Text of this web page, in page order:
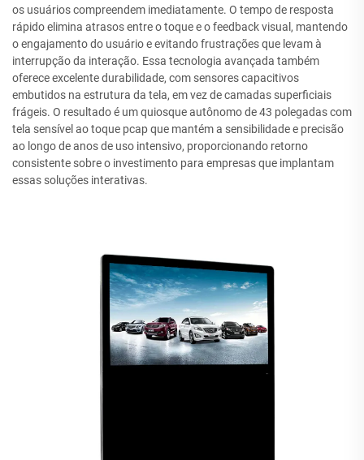
os usuários compreendem imediatamente. O tempo de resposta
rápido elimina atrasos entre o toque e o feedback visual, mantendo
o engajamento do usuário e evitando frustrações que levam à
interrupção da interação. Essa tecnologia avançada também
oferece excelente durabilidade, com sensores capacitivos
embutidos na estrutura da tela, em vez de camadas superficiais
frágeis. O resultado é um quiosque autônomo de 43 polegadas com
tela sensível ao toque pcap que mantém a sensibilidade e precisão
ao longo de anos de uso intensivo, proporcionando retorno
consistente sobre o investimento para empresas que implantam
essas soluções interativas.